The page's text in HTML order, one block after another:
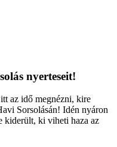
nyerteseit!
az idő megnézni, kire
Sorsolásán! Idén nyáron
kiderült, ki viheti haza az